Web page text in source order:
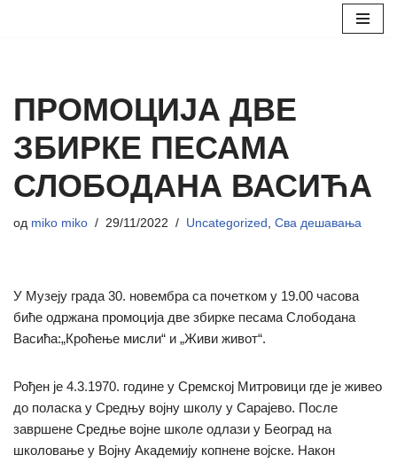
ПРОМОЦИЈА ДВЕ
ЗБИРКЕ ПЕСАМА
СЛОБОДАНА ВАСИЋА
од miko miko 29/11/2022 Uncategorized , Сва дешавања
У Музеју града 30. новембра са почетком у 19.00 часова
биће одржана промоција две збирке песама Слободана
Васића:„Кроћење мисли“ и „Живи живот“.
Рођен је 4.3.1970. године у Сремској Митровици где је живео
до поласка у Средњу војну школу у Сарајево. После
завршене Средње војне школе одлази у Београд на
школовање у Војну Академију копнене војске. Након